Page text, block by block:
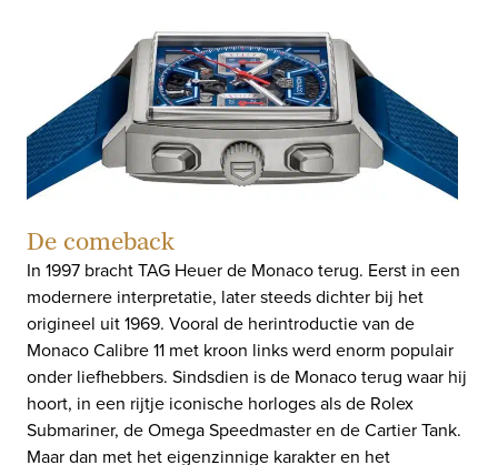
De comeback
In 1997 bracht TAG Heuer de Monaco terug. Eerst in een
modernere interpretatie, later steeds dichter bij het
origineel uit 1969. Vooral de herintroductie van de
Monaco Calibre 11 met kroon links werd enorm populair
onder liefhebbers. Sindsdien is de Monaco terug waar hij
hoort, in een rijtje iconische horloges als de Rolex
Submariner, de Omega Speedmaster en de Cartier Tank.
Maar dan met het eigenzinnige karakter en het